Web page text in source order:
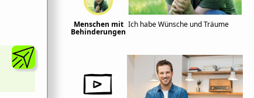
Menschen mit
Behinderungen
Ich habe Wünsche und Träume